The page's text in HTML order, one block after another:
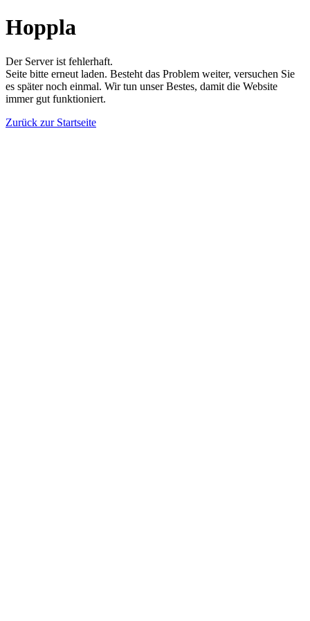
Hoppla
Der Server ist fehlerhaft.
Seite bitte erneut laden. Besteht das Problem weiter, versuchen Sie
es später noch einmal. Wir tun unser Bestes, damit die Website
immer gut funktioniert.
Zurück zur Startseite